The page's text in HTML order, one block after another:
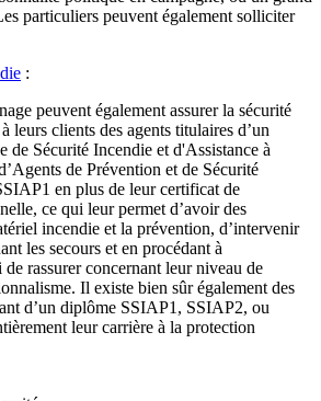
particuliers peuvent également solliciter
:
peuvent également assurer la sécurité
leurs clients des agents titulaires d’un
de Sécurité Incendie et d'Assistance à
de Prévention et de Sécurité
en plus de leur certificat de
ce qui leur permet d’avoir des
incendie et la prévention, d’intervenir
les secours et en procédant à
de rassurer concernant leur niveau de
Il existe bien sûr également des
d’un diplôme SSIAP1, SSIAP2, ou
leur carrière à la protection